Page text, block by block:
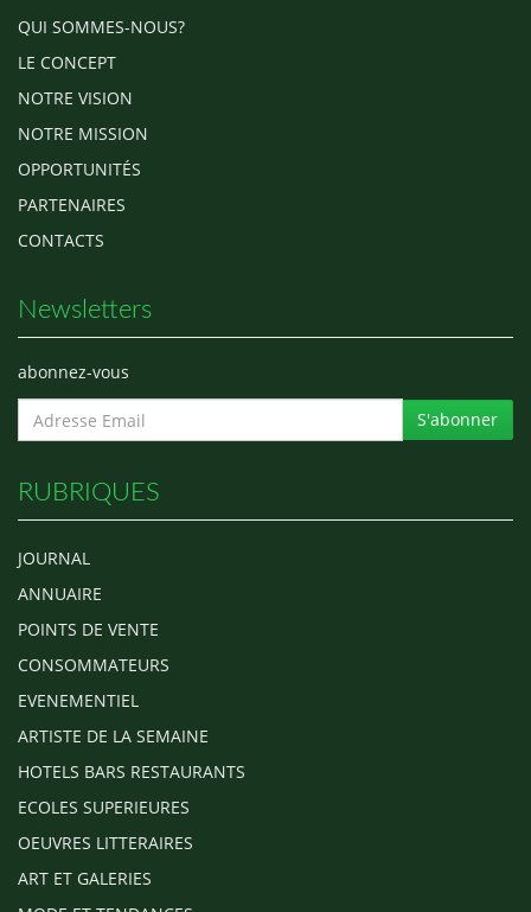
QUI SOMMES-NOUS?
LE CONCEPT
NOTRE VISION
NOTRE MISSION
OPPORTUNITÉS
PARTENAIRES
CONTACTS
Newsletters
abonnez-vous
S'abonner
RUBRIQUES
JOURNAL
ANNUAIRE
POINTS DE VENTE
CONSOMMATEURS
EVENEMENTIEL
ARTISTE DE LA SEMAINE
HOTELS BARS RESTAURANTS
ECOLES SUPERIEURES
OEUVRES LITTERAIRES
ART ET GALERIES